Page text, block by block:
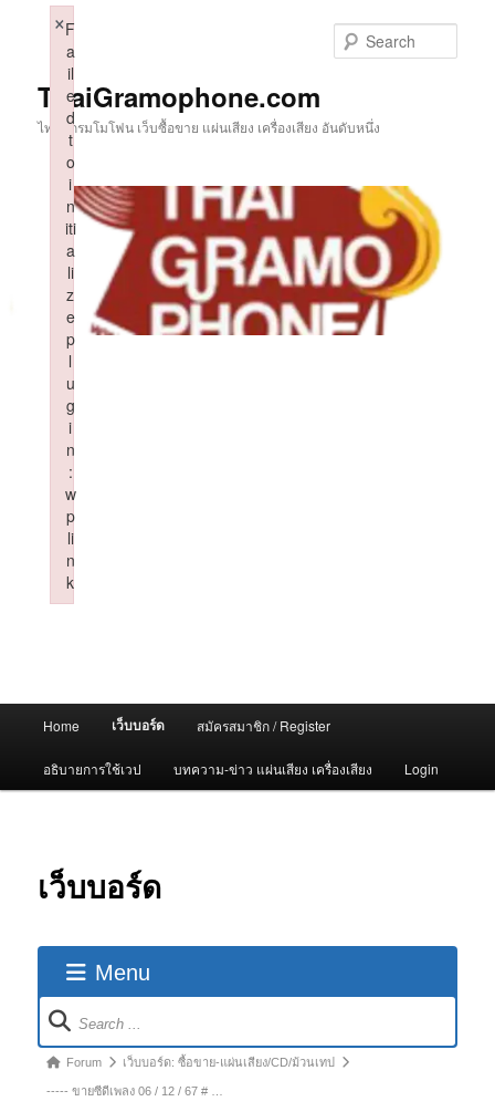
ThaiGramophone.com
ไทยแกรมโมโฟน เว็บซื้อขาย แผ่นเสียง เครื่องเสียง อันดับหนึ่ง
Home เว็บบอร์ด สมัครสมาชิก / Register
อธิบายการใช้เวป บทความ-ข่าว แผ่นเสียง เครื่องเสียง Login
เว็บบอร์ด
Menu
Forum
Navigation
Forum
breadcrumbs
Forum เว็บบอร์ด: ซื้อขาย-แผ่นเสียง/CD/ม้วนเทป
----- ขายซีดีเพลง 06 / 12 / 67 # …
F
a
il
e
d
t
o
i
n
iti
a
li
z
e
p
l
u
g
i
n
:
w
p
li
n
k
×
Failed to initialize plugin: wplink